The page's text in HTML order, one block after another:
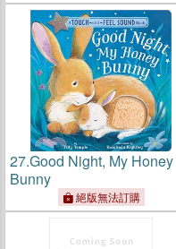
27.Good Night, My Honey
Bunny
絕版無法訂購